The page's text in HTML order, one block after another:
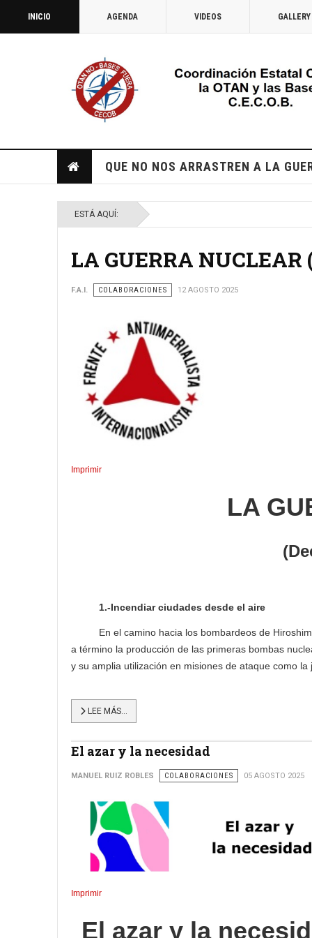
INICIO AGENDA VIDEOS GALLERY
QUE NO NOS ARRASTREN A LA
ESTÁ AQUÍ:
LA GUERRA
F.A.I. COLABORACIONES 12 AGOSTO 2025
Imprimir
LA
1.-Incendiar ciudades desde el aire
En el camino hacia los bombardeos de Hiroshima
a término la producción de las primeras bombas
y su amplia utilización en misiones de ataque como
LEE MÁS…
El azar y la necesidad
MANUEL RUIZ ROBLES COLABORACIONES 05 AGOSTO 2025
Imprimir
El azar y la